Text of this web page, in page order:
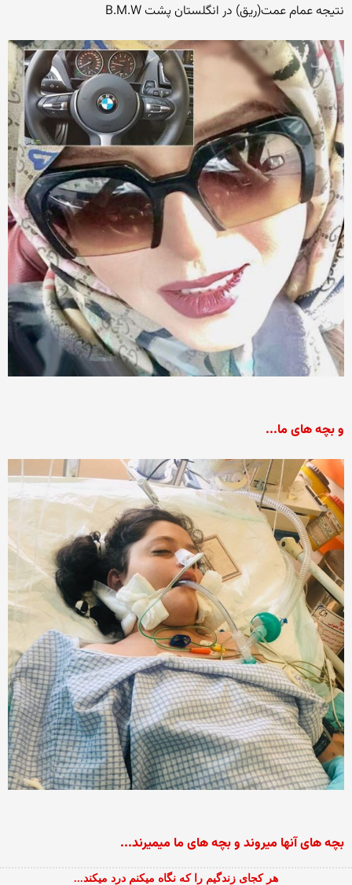
نتیجه عمام عمت(ریق) در انگلستان پشت B.M.W
و بچه های ما...
بچه های آنها میروند و بچه های ما میمیرند...
هر کجای زندگیم را که نگاه میکنم درد میکند...